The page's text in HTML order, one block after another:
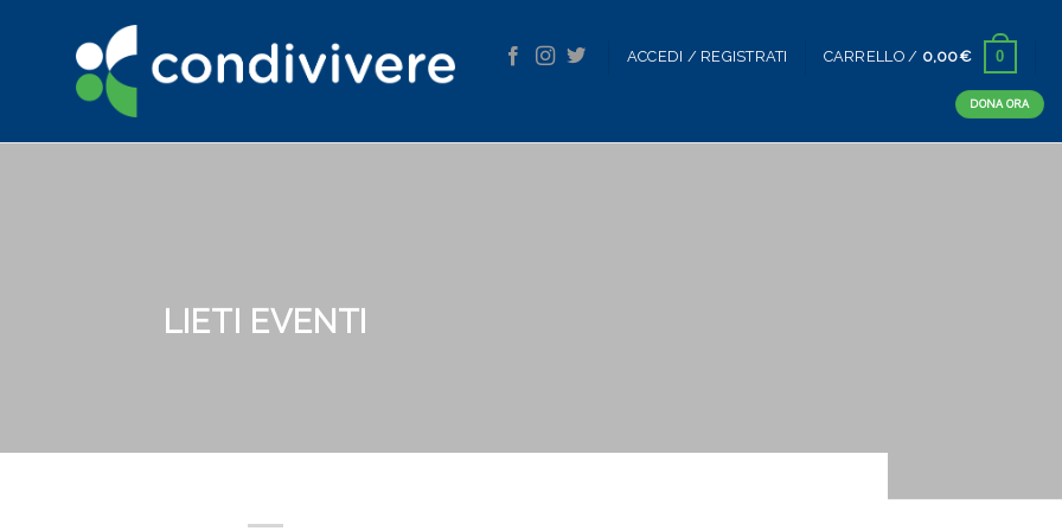
ACCEDI / REGISTRATI CARRELLO / 0,00€ 0
DONA ORA
LIETI EVENTI